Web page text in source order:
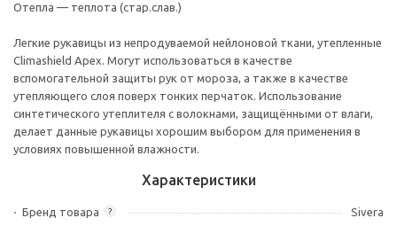
Отепла — теплота (стар.слав.)
Легкие рукавицы из непродуваемой нейлоновой ткани, утепленные
Climashield Apex. Могут использоваться в качестве
вспомогательной защиты рук от мороза, а также в качестве
утепляющего слоя поверх тонких перчаток. Использование
синтетического утеплителя с волокнами, защищёнными от влаги,
делает данные рукавицы хорошим выбором для применения в
условиях повышенной влажности.
Характеристики
?
Бренд товара
Sivera